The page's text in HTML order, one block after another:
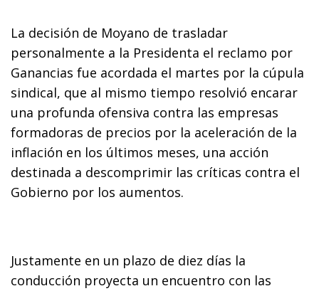
La decisión de Moyano de trasladar
personalmente a la Presidenta el reclamo por
Ganancias fue acordada el martes por la cúpula
sindical, que al mismo tiempo resolvió encarar
una profunda ofensiva contra las empresas
formadoras de precios por la aceleración de la
inflación en los últimos meses, una acción
destinada a descomprimir las críticas contra el
Gobierno por los aumentos.
Justamente en un plazo de diez días la
conducción proyecta un encuentro con las